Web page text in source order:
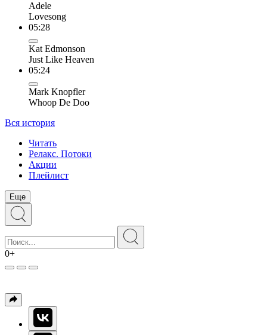
Adele
Lovesong
05:28
Kat Edmonson
Just Like Heaven
05:24
Mark Knopfler
Whoop De Doo
Вся история
Читать
Релакс. Потоки
Акции
Плейлист
Еще
0+